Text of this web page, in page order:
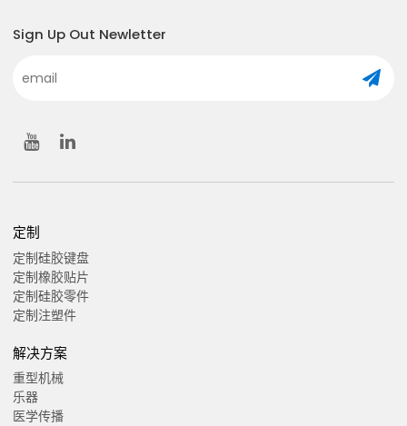
Sign Up Out Newletter
定制
定制硅胶键盘
定制橡胶贴片
定制硅胶零件
定制注塑件
解决方案
重型机械
乐器
医学传播